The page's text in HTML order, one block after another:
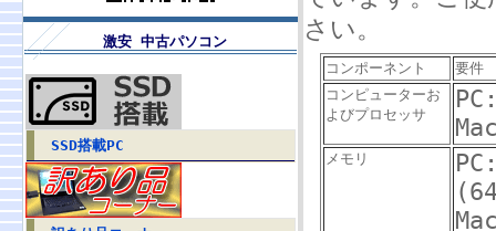
激安 中古パソコン
SSD搭載PC
さい。
コンポーネント
要件
コンピューターお
よびプロセッサ
メモリ